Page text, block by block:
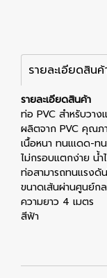
รายละเอียดสินค้
รายละเอียดสินค้า
ท่อ PVC สำหรับวาง
ผลิตจาก PVC คุณภ
เนื้อหนา ทนแเดด-ท
ไม่กรอบแตกง่าย น้ำ
ท่อสามารถทนแรง
ขนาดเส้นผ่านศูนย์ก
ความยาว 4 เมตร
สีฟ้า